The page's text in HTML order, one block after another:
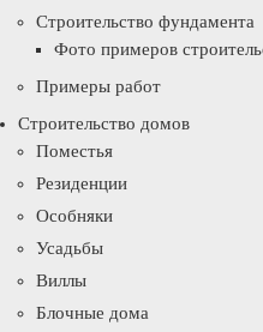
Строительство фундамента
Фото примеров
Примеры работ
Строительство домов
Поместья
Резиденции
Особняки
Усадьбы
Виллы
Блочные дома